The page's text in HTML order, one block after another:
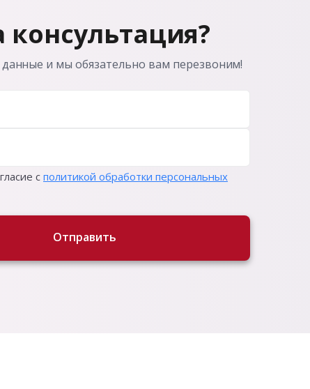
и мы обязательно вам перезвоним!
сполитикой обработки персональных
Отправить